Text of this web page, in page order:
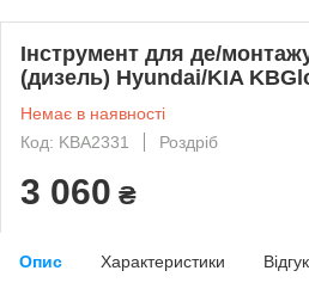
Інструмент для де/
(дизель) Hyundai/KIA
Немає в наявності
Код: KBA2331
Роздріб
3 060 ₴
Опис Характеристики